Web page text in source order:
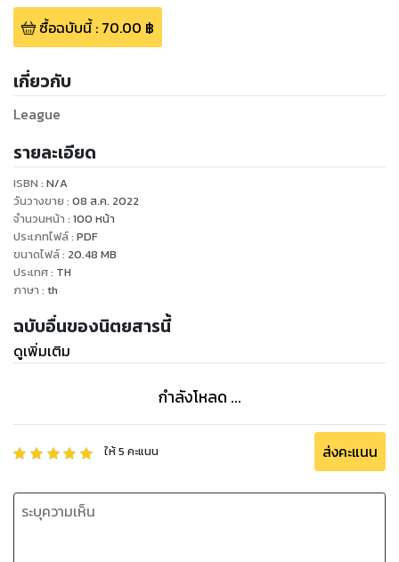
ซื้อฉบับนี้: 70.00 ฿
เกี่ยวกับ
League
รายละเอียด
ISBN : N/A
วันวางขาย : 08 ส.ค. 2022
จำนวนหน้า : 100 หน้า
ประเภทไฟล์: PDF
ขนาดไฟล์: 20.48 MB
ประเทศ: TH
ภาษา : th
ฉบับอื่นของนิตยสารนี้
ดูเพิ่มเติม
กำลังโหลด ...
ให้5 คะแนน ส่งคะแนน